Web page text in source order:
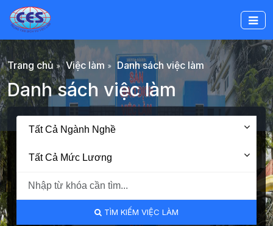
Trang chủ Việc làm Danh sách việc làm
Danh sách việc làm
Tất Cả Ngành Nghề
Tất Cả Mức Lương
TÌM KIẾM VIỆC LÀM